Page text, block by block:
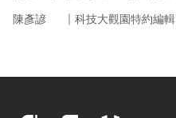
陳彥諺 ｜ 科技大觀園特約編輯